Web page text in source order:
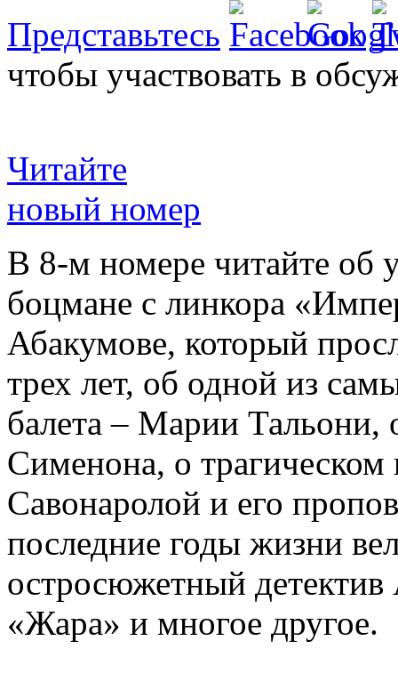
Представьтесь
чтобы участвовать в
Читайте
новый номер
В 8-м номере читайте об
боцмане с линкора
Абакумове, который
трех лет, об одной из
балета – Марии
Сименона, о трагическом
Савонаролой и его
последние годы жизни
остросюжетный детектив
«Жара» и многое другое.